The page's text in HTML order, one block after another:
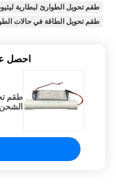
طقم تحويل الطوارئ لبطارية
طقم تحويل الطاقة في حالات الطوارئ
احصل
طقم